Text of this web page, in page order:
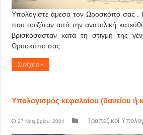
Υπολογίστε άμεσα τον Ωροσκόπο σας .
που οριζόταν από την ανατολική
βρισκόσασταν κατά τη στιγμή της
Ωροσκόπο σας .
Συνέχεια »
Υπολογισμός κεφαλαίου (δανείου ή
27 Νοεμβρίου, 2004 Τραπεζικοί